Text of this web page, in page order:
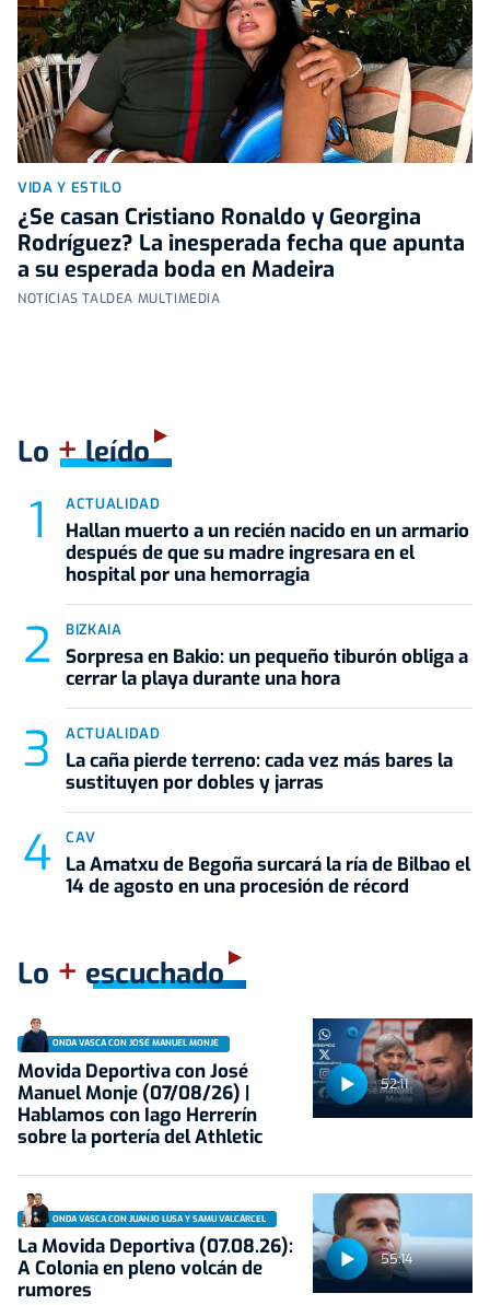
VIDA Y ESTILO
¿Se casan Cristiano Ronaldo y Georgina
Rodríguez? La inesperada fecha que apunta
a su esperada boda en Madeira
NOTICIAS TALDEA MULTIMEDIA
Lo +leído
ACTUALIDAD
Hallan muerto a un recién nacido en un armario
después de que su madre ingresara en el
hospital por una hemorragia
BIZKAIA
Sorpresa en Bakio: un pequeño tiburón obliga a
cerrar la playa durante una hora
ACTUALIDAD
La caña pierde terreno: cada vez más bares la
sustituyen por dobles y jarras
CAV
La Amatxu de Begoña surcará la ría de Bilbao el
14 de agosto en una procesión de récord
Lo + escuchado
52:11
ONDA VASCA CON JOSÉ MANUEL MONJE
Movida Deportiva con José
Manuel Monje (07/08/26) |
Hablamos con Iago Herrerín
sobre la portería del Athletic
55:14
ONDA VASCA CON JUANJO LUSA Y SAMU VALCÁRCEL
La Movida Deportiva (07.08.26):
A Colonia en pleno volcán de
rumores